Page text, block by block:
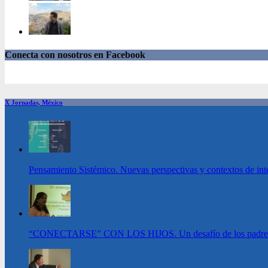
Conecta con nosotros en Facebook
X Jornadas, México
Pensamiento Sistémico. Nuevas perspectivas y contextos de
“CONECTARSE” CON LOS HIJOS. Un desafío de los